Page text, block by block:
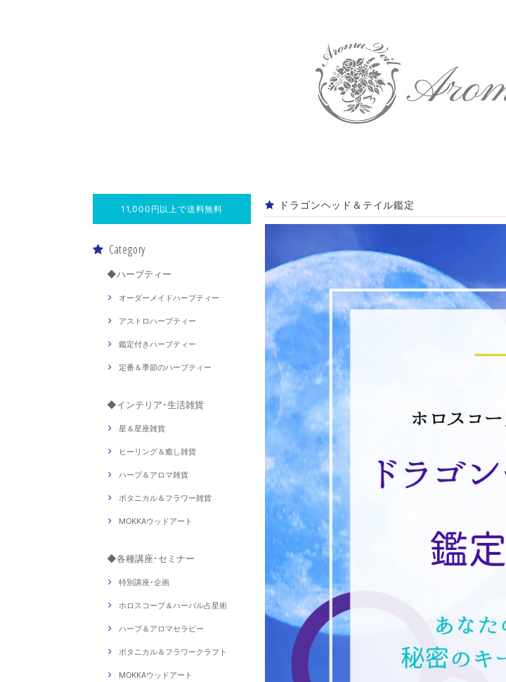
11,000円以上で送料無料
Category
◆ハーブティー
オーダーメイドハーブティー
アストロハーブティー
鑑定付きハーブティー
定番＆季節のハーブティー
◆インテリア･生活雑貨
星＆星座雑貨
ヒーリング＆癒し雑貨
ハーブ＆アロマ雑貨
ボタニカル＆フラワー雑貨
MOKKAウッドアート
◆各種講座･セミナー
特別講座･企画
ホロスコープ＆ハーバル占星術
ハーブ＆アロマセラピー
ボタニカル＆フラワークラフト
MOKKAウッドアート
ドラゴンヘッド＆テイル鑑定